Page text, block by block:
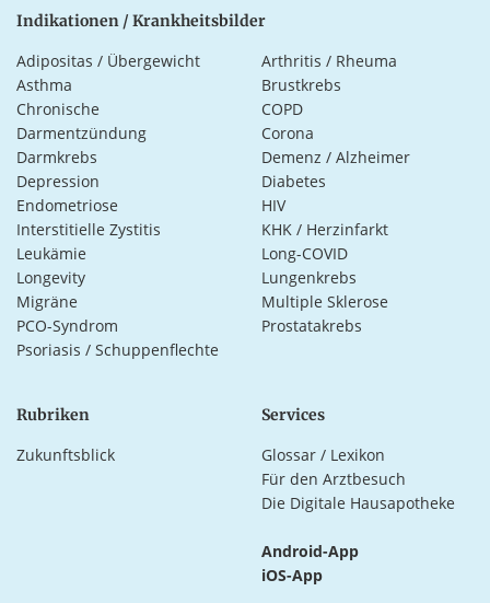
Indikationen / Krankheitsbilder
Adipositas / Übergewicht
Arthritis / Rheuma
Asthma
Brustkrebs
Chronische
Darmentzündung
COPD
Corona
Darmkrebs
Demenz / Alzheimer
Depression
Diabetes
Endometriose
HIV
Interstitielle Zystitis
KHK / Herzinfarkt
Leukämie
Long-COVID
Longevity
Lungenkrebs
Migräne
Multiple Sklerose
PCO-Syndrom
Prostatakrebs
Psoriasis / Schuppenflechte
Rubriken
Zukunftsblick
Services
Glossar / Lexikon
Für den Arztbesuch
Die Digitale Hausapotheke
Android-App
iOS-App